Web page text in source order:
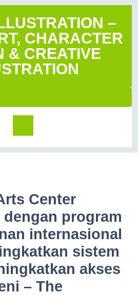
–
CHARACTER
& CREATIVE
Center
program
internasional
sistem
akses
– The